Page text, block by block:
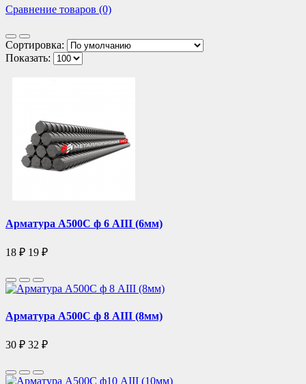
Сравнение товаров (0)
Сортировка:
Показать:
Арматура А500С ф 6 АIII (6мм)
18 ₽ 19 ₽
Арматура А500С ф 8 АIII (8мм)
30 ₽ 32 ₽